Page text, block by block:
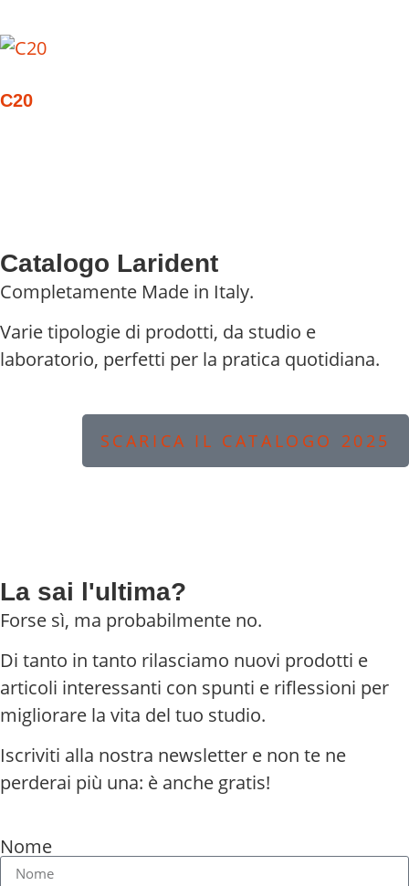
C20
Catalogo Larident
Completamente Made in Italy.
Varie tipologie di prodotti, da studio e
laboratorio, perfetti per la pratica quotidiana.
SCARICA IL CATALOGO 2025
La sai l'ultima?
Forse sì, ma probabilmente no.
Di tanto in tanto rilasciamo nuovi prodotti e
articoli interessanti con spunti e riflessioni per
migliorare la vita del tuo studio.
Iscriviti alla nostra newsletter e non te ne
perderai più una: è anche gratis!
Nome